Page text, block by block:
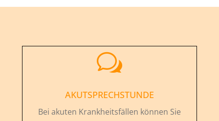
w
AKUTSPRECHSTUNDE
Bei akuten Krankheitsfällen können Sie